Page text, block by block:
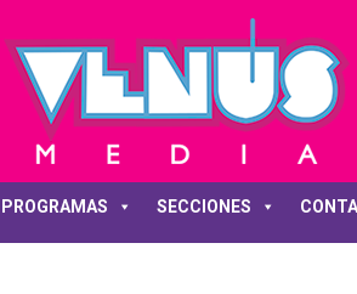
PROGRAMAS SECCIONES